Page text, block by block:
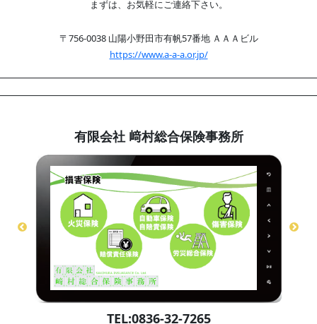
まずは、お気軽にご連絡下さい。
〒756-0038 山陽小野田市有帆57番地 ＡＡＡビル
https://www.a-a-a.or.jp/
有限会社 﨑村総合保険事務所
TEL:0836-32-7265